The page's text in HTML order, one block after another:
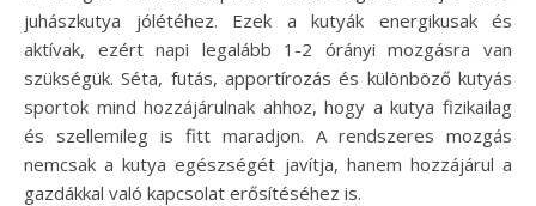
juhászkutya jólétéhez. Ezek a kutyák energikusak és
aktívak, ezért napi legalább 1-2 órányi mozgásra van
szükségük. Séta, futás, apportírozás és különböző kutyás
sportok mind hozzájárulnak ahhoz, hogy a kutya fizikailag
és szellemileg is fitt maradjon. A rendszeres mozgás
nemcsak a kutya egészségét javítja, hanem hozzájárul a
gazdákkal való kapcsolat erősítéséhez is.